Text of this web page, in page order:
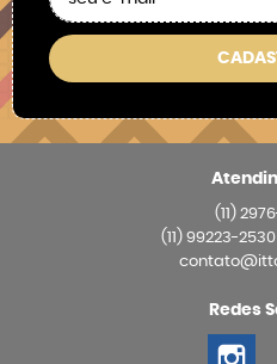
(11)
(11) 99223-2530
Redes